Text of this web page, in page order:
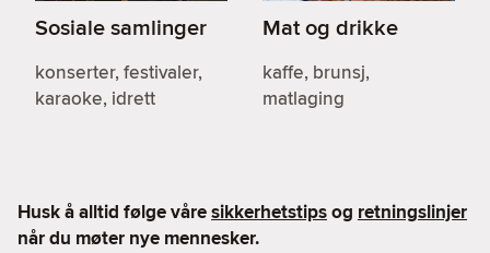
Sosiale samlinger
konserter, festivaler,
karaoke, idrett
Mat og drikke
kaffe, brunsj,
matlaging
Husk å alltid følge våresikkerhetstipsog retningslinjer
når du møter nye mennesker.